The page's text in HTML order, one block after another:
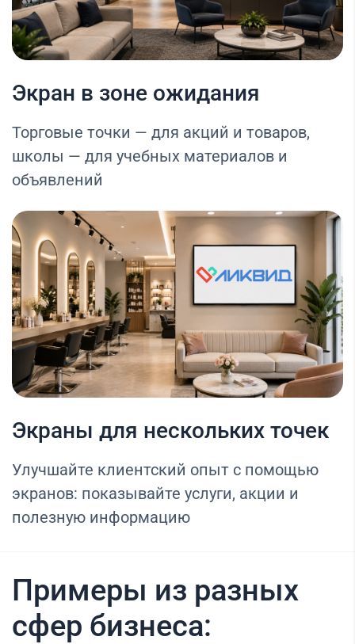
Экран в зоне ожидания
Торговые точки — для акций и товаров,
школы — для учебных материалов и
объявлений
Экраны для нескольких точек
Улучшайте клиентский опыт с помощью
экранов: показывайте услуги, акции и
полезную информацию
Примеры из разных
сфер бизнеса: